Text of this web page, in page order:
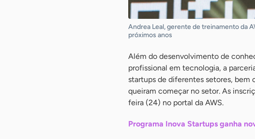
Andrea Leal, gerente de treinamento da
próximos anos
Além do desenvolvimento de
profissional em tecnologia, a
startups de diferentes setores, bem
queiram começar no setor. As
feira (24) no portal da AWS.
Programa Inova Startups ganha